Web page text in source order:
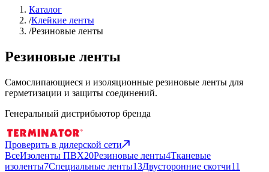
Каталог
/Клейкие ленты
/Резиновые ленты
Резиновые ленты
Самослипающиеся и изоляционные резиновые ленты для
герметизации и защиты соединений.
Генеральный дистрибьютор бренда
Проверить в дилерской сети
ВсеИзоленты ПВХ20Резиновые ленты4Тканевые
изоленты7Специальные ленты13Двусторонние скотчи11